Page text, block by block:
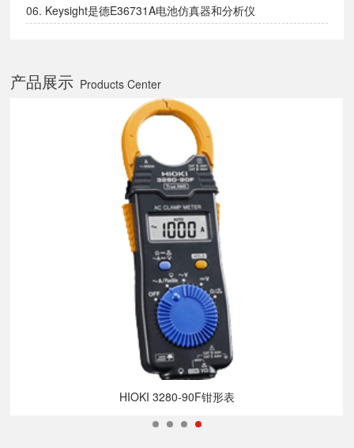
302nm、365nm全波长设备
06. Keysight是德E36731A电池仿真器和分析仪
产品展示 Products Center
HIOKI 3280-90F钳形表